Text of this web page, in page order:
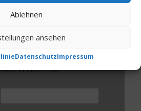
Ablehnen
ansehen
DatenschutzImpressum
in Ziffern ein: